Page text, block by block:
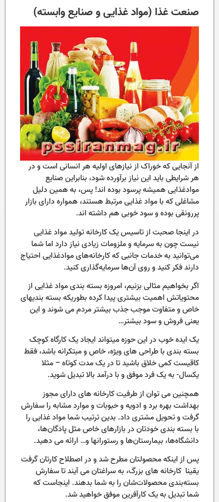
صنعت غذا (مواد غذایی و صنایع وابسته)
از آنجایی که خوراک از نیازهای اولیه هر انسانی است و در
هر شرایطی باید این نیاز برآورده شود، بنابراین صنایع
موادغذایی همیشه پرسود بوده اند! پس، به همین دلیل
مشاغلی که با مواد غذایی مرتبط هستند، همواره دارای بازار
پررونقی بوده و سود خوبی هم داشته اند.
در اینجا صحبت از تاسیس یک کارخانه تولید مواد غذایی
نیست چون به سرمایه و ملزومات زیادی نیاز دارد اما شما
می‌توانید به خدمات جانبی که کارخانه‌های موادغذایی احتیاج
دارند فکر کنید و روی آن‌ها سرمایه‌گذاری کنید.
اگر بخواهیم مثالی بزنیم، امروزه بسته بندی مواد غذایی از
محتویاتش اهمیت بیشتری پیدا کرده بطوریکه بسته بندیهای
خاص و متفاوت موجب جذب بیشتر مردم می شوند و این
یعنی فروش و سود بیشتر…
یک ایده خوب در این حوزه میتواند ایجاد یک کارگاه کوچک
بسته بندی با طراحی های ویژه، خاص و مبتکرانه باشد، فقط
کاقیست کمی خلاق باشید تا در یک مدت کوتاه – مثلا
یکسال- به یک فرد موفق و با درآمد بالا تبدیل شوید.
همچنین می توان از طرفیت کارخانه های دارای مجوز
بهداشت بهره برد و ادویه و حبوبات و موارد مشابه را سفارش
گرفت و تحویل مشتری داد. بدین ترتیب شما مواد غذایی را
با بسته بندی خودتان در بازارهای خاص مثل پادگان‌ها،
دانشگاه‌ها، بیمارستان‌ها و رستورانها و… ارائه می دهید.
پس از اینکه محصولتان مطرح شد و در اصطلاح کارتان گرفت
یقینا کارخانه های بزرگ، به سراغتان می آیند تا سفارش
بسته‌بندی محصولات‌شان را به شما بدهند. اینجاست که
شما تبدیل به یک کارآفرین موفق خواهید شد.